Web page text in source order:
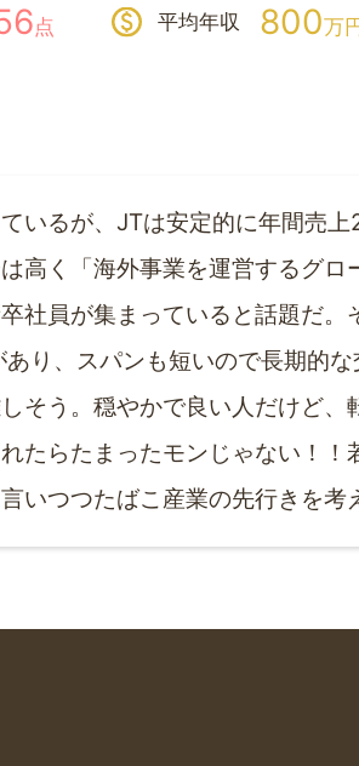
点 平均年収 800万
いるが、JTは安定的に年間売
高く「海外事業を運営するグ
社員が集まっていると話題だ
り、スパンも短いので長期的
そう。穏やかで良い人だけど
たらたまったモンじゃない！
いつつたばこ産業の先行きを